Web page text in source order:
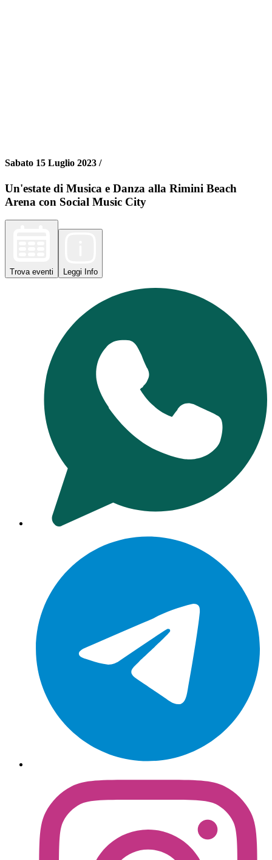
Sabato 15 Luglio 2023 /
Un'estate di Musica e Danza alla Rimini Beach
Arena con Social Music City
Trova eventi Leggi Info